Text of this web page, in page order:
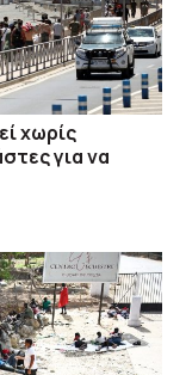
χωρίς
για να